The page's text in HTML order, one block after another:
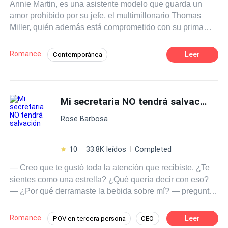
Annie Martin, es una asistente modelo que guarda un
amor prohibido por su jefe, el multimillonario Thomas
Miller, quién además está comprometido con su prima
en el amor. Pero, su mundo se derrumba cuando
descubre que su prometida solo lo considera una
parte de una venganza y un contrato se transforma en un
Amor Extra Grande, capaz de llevarlos a enfrentar los
juicios sociales y vivir la intensidad de un amor sin
celebra los sentimientos reales, esos que no caben en
Romance Contemporánea
Secretario/a Multimillonario
Matrimonio por Contrato Primer Amor
Leer
Mi secretaria NO tendrá salvación
Rose Barbosa
10 33.8K leídos Completed
— Creo que te gustó toda la atención que recibiste. ¿Te
sientes como una estrella? ¿Qué quería decir con eso?
— ¿Por qué derramaste la bebida sobre mí? — pregunté.
hubiera pasado. — Señor Ward... En un abrir y cerrar de
Romance POV en tercera persona CEO Leer